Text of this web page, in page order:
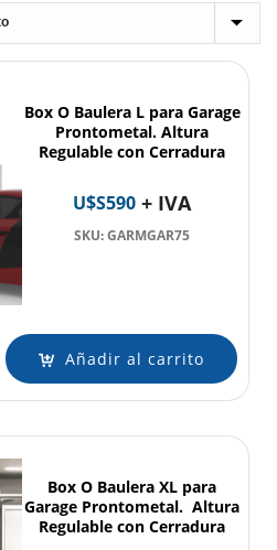
Box O Baulera L para Garage
Prontometal. Altura
Regulable con Cerradura
U$S590 + IVA
SKU: GARMGAR75
Añadir al carrito
Box O Baulera XL para
Garage Prontometal. Altura
Regulable con Cerradura